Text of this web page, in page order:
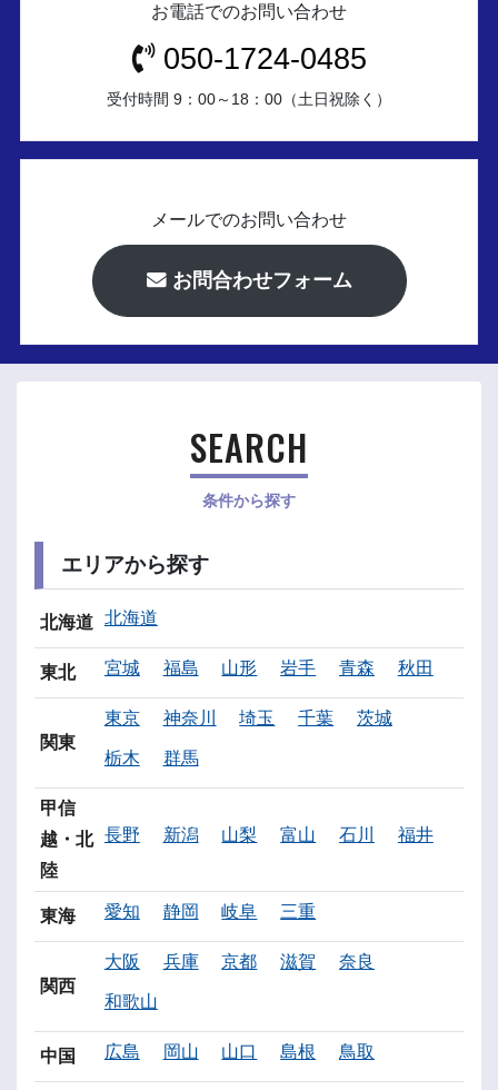
お電話でのお問い合わせ
050-1724-0485
受付時間 9：00～18：00（土日祝除く）
メールでのお問い合わせ
お問合わせフォーム
SEARCH
条件から探す
エリアから探す
北海道 北海道
東北 宮城 福島 山形 岩手 青森 秋田
関東
東京 神奈川 埼玉 千葉 茨城
栃木 群馬
甲信
越・北
陸
長野 新潟 山梨 富山 石川 福井
東海 愛知 静岡 岐阜 三重
関西
大阪 兵庫 京都 滋賀 奈良
和歌山
中国 広島 岡山 山口 島根 鳥取